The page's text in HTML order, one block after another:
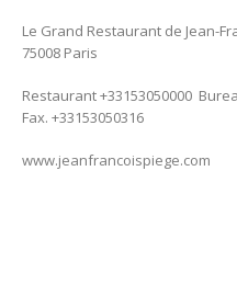
Le Grand Restaurant de Jean-
75008 Paris
Restaurant +33153050000
Fax. +33153050316
www.jeanfrancoispiege.com